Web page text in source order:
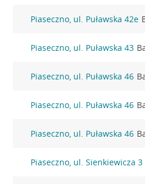
Piaseczno, ul. Puławska 42e
Piaseczno, ul. Puławska 43
Piaseczno, ul. Puławska 46
Piaseczno, ul. Puławska 46
Piaseczno, ul. Puławska 46
Piaseczno, ul. Sienkiewicza 3